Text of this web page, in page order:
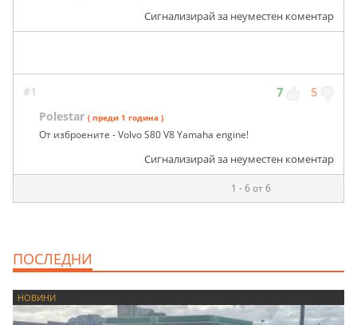
Сигнализирай за неуместен коментар
#1 7 5
Polestar ( преди 1 година )
От изброените - Volvo S80 V8 Yamaha engine!
Сигнализирай за неуместен коментар
1 - 6 от 6
ПОСЛЕДНИ
НОВИНИ